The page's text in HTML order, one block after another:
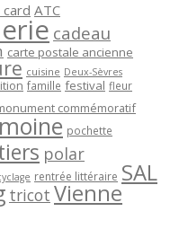
ATC
cadeau
carte postale ancienne
cuisine Deux-Sèvres
famille festival fleur
commémoratif
pochette
polar
rentrée littéraire SAL
tricot Vienne